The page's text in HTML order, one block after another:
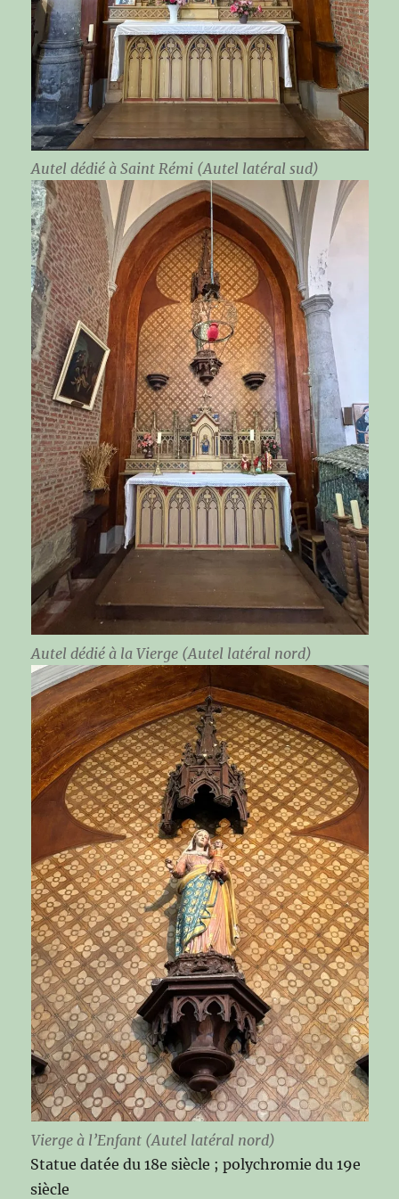
Autel dédié à Saint Rémi (Autel latéral sud)
Autel dédié à la Vierge (Autel latéral nord)
Vierge à l’Enfant (Autel latéral nord)
Statue datée du 18e siècle ; polychromie du 19e
siècle